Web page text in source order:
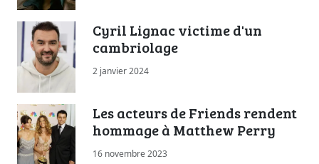
Cyril Lignac victime d'un
cambriolage
2 janvier 2024
Les acteurs de Friends rendent
hommage à Matthew Perry
16 novembre 2023